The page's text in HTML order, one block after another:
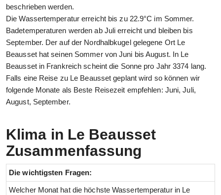
beschrieben werden.
Die Wassertemperatur erreicht bis zu 22.9°C im Sommer.
Badetemperaturen werden ab Juli erreicht und bleiben bis
September. Der auf der Nordhalbkugel gelegene Ort Le
Beausset hat seinen Sommer von Juni bis August. In Le
Beausset in Frankreich scheint die Sonne pro Jahr 3374 lang.
Falls eine Reise zu Le Beausset geplant wird so können wir
folgende Monate als Beste Reisezeit empfehlen: Juni, Juli,
August, September.
Klima in Le Beausset
Zusammenfassung
Die wichtigsten Fragen:
Welcher Monat hat die höchste Wassertemperatur in Le